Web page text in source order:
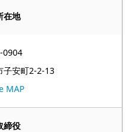
在地
0904
子安町2-2-13
MAP
締役